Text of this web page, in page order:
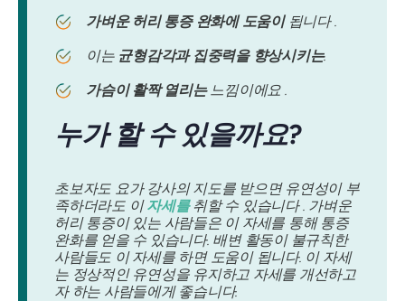
가벼운 허리 통증 완화에 도움이됩니다 .
이는 균형감각과 집중력을 향상시키는.
가슴이 활짝 열리는느낌이에요 .
누가 할 수 있을까요?
초보자도 요가 강사의 지도를 받으면 유연성이 부
족하더라도 이자세를취할 수 있습니다 . 가벼운
허리 통증이 있는 사람들은 이 자세를 통해 통증
완화를 얻을 수 있습니다. 배변 활동이 불규칙한
사람들도 이 자세를 하면 도움이 됩니다. 이 자세
는 정상적인 유연성을 유지하고 자세를 개선하고
자 하는 사람들에게 좋습니다.